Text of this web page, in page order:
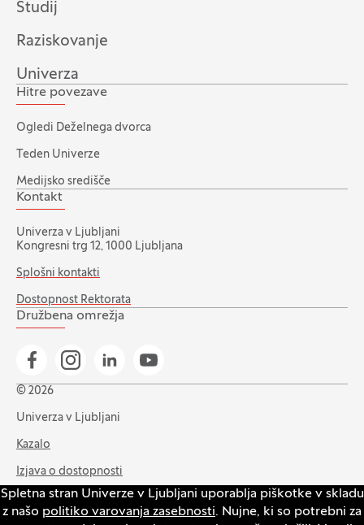
Spletna stran Univerze v Ljubljani uporablja piškotke v skladu
z našo politiko varovanja zasebnosti. Nujne, ki so potrebni za
Študij
Raziskovanje
Univerza
Hitre povezave
Ogledi Deželnega dvorca
Teden Univerze
Medijsko središče
Kontakt
Univerza v Ljubljani
Kongresni trg 12, 1000 Ljubljana
Splošni kontakti
Dostopnost Rektorata
Družbena omrežja
Pojdi na našo Facebook stran
Pojdi na našo Instagram stran
Pojdi na Linkedin stran
Pojdi na YouTube stran
© 2026
Univerza v Ljubljani
Kazalo
Izjava o dostopnosti
Varstvo zasebnosti in piškotkov